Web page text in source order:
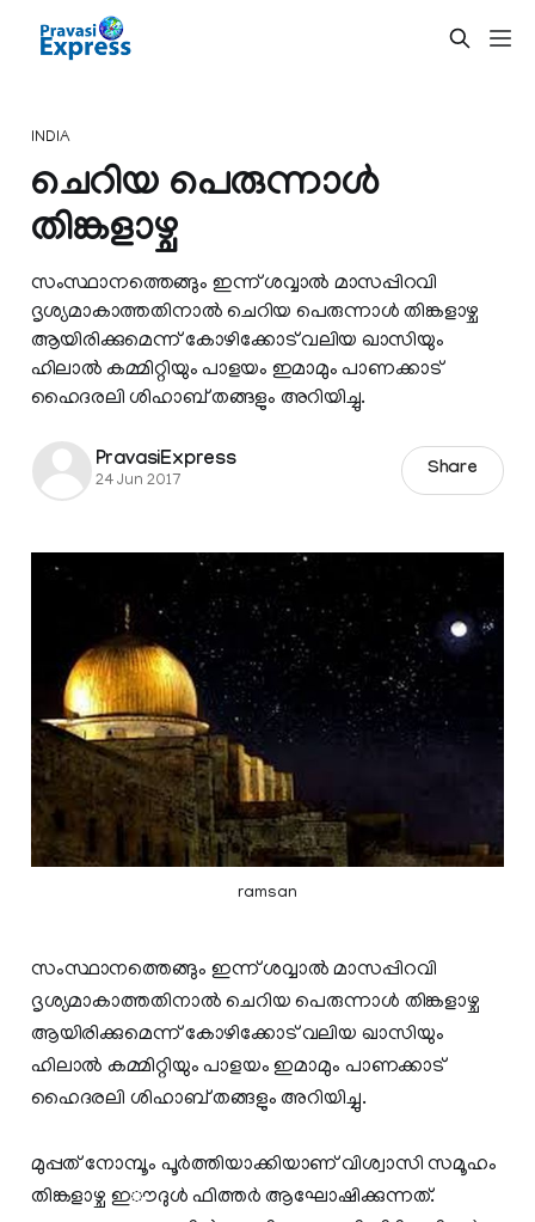
INDIA
ചെറിയ പെരുന്നാള്‍
തിങ്കളാഴ്ച
സംസ്ഥാനത്തെങ്ങും ഇന്ന് ശവ്വാല്‍ മാസപ്പിറവി
ദൃശ്യമാകാത്തതിനാല്‍ ചെറിയ പെരുന്നാള്‍ തിങ്കളാഴ്ച
ആയിരിക്കുമെന്ന് കോഴിക്കോട് വലിയ ഖാസിയും
ഹിലാ‍ല്‍ കമ്മിറ്റിയും പാളയം ഇമാമും പാണക്കാട്
ഹൈദരലി ശിഹാബ് തങ്ങളും അറിയിച്ചു.
PravasiExpress
24 Jun 2017
Share
ramsan
സംസ്ഥാനത്തെങ്ങും ഇന്ന് ശവ്വാല്‍ മാസപ്പിറവി
ദൃശ്യമാകാത്തതിനാല്‍ ചെറിയ പെരുന്നാള്‍ തിങ്കളാഴ്ച
ആയിരിക്കുമെന്ന് കോഴിക്കോട് വലിയ ഖാസിയും
ഹിലാ‍ല്‍ കമ്മിറ്റിയും പാളയം ഇമാമും പാണക്കാട്
ഹൈദരലി ശിഹാബ് തങ്ങളും അറിയിച്ചു.
മുപ്പത് നോമ്പൂം പൂര്‍ത്തിയാക്കിയാണ് വിശ്വാസി സമൂഹം
തിങ്കളാഴ്ച ഇൗദുള്‍ ഫിത്തര്‍ ആഘോഷിക്കുന്നത്.